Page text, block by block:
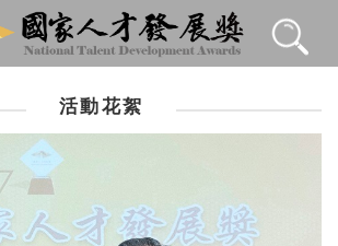
活動花絮